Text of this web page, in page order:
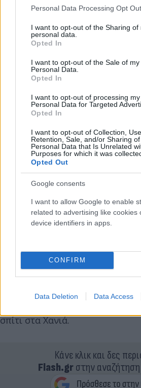
Please note that this website/app uses
not limited to your visit or usage
grant or deny consent to Google and
use your data for below specified
consent section.
Personal Data Processing Opt
I want to opt-out of the Sharing of
personal data.
Opted In
I want to opt-out of the Sale of my
Personal Data.
Opted In
I want to opt-out of processing my
Personal Data for Targeted
Opted In
I want to opt-out of Collection, Use,
Retention, Sale, and/or Sharing
Personal Data that Is Unrelated
Purposes for which it was
Opted Out
Google consents
I want to allow Google to enable
related to advertising like cookies
device identifiers in apps.
CONFIRM
Data Deletion Data Access
Οι δύο ανήλικες υποστήριξαν
σημειώθηκε τα μεσάνυχτα της
αρχικά βρέθηκαν σε δωμάτιο
σπίτι στα Χανιά.
Κάνε κλικ και δες
Flash.grστην